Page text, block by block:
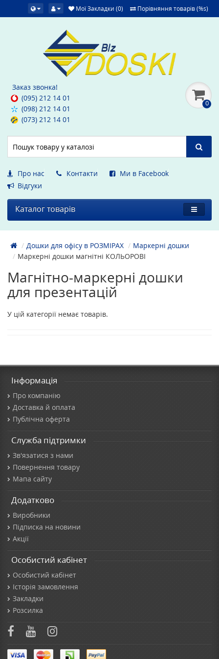
Мої Закладки (0) Порівняння товарів (%s)
Заказ звонка!
(095) 212 14 01
(098) 212 14 01
(073) 212 14 01
0
Про нас Контакти
Ми в Facebook
Вiдгуки
Каталог товарів
Дошки для офісу в РОЗМІРАХ
Маркерні дошки
Маркерні дошки магнітні КОЛЬОРОВІ
Магнітно-маркерні дошки
для презентацій
У цій категорії немає товарів.
Інформація
Про компанію
Доставка й оплата
Публічна оферта
Служба підтримки
Зв'язатися з нами
Повернення товару
Мапа сайту
Додатково
Виробники
Підписка на новини
Акції
Особистий кабінет
Особистий кабінет
Історія замовлення
Закладки
Розсилка